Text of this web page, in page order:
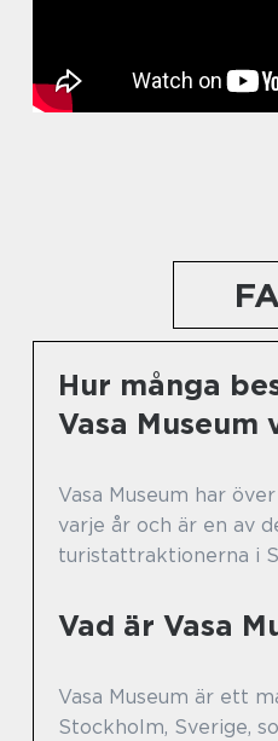
Hur många
Vasa Museum
Vasa Museum har
varje år och är en av
turistattraktionerna i
Vad är Vasa
Vasa Museum är ett
Stockholm, Sverige,